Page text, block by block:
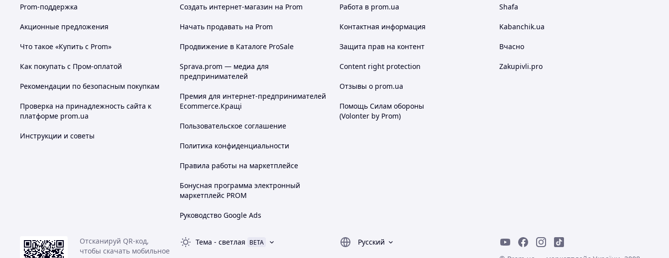
Prom-поддержка
Акционные предложения
Что такое «Купить с Prom»
Как покупать с Пром-оплатой
Рекомендации по безопасным покупкам
Проверка на принадлежность сайта к
платформе prom.ua
Инструкции и советы
Создать интернет-магазин на Prom
Начать продавать на Prom
Продвижение в Каталоге ProSale
Sprava.prom — медиа для
предпринимателей
Премия для интернет-предпринимателей
Ecommerce.Кращі
Пользовательское соглашение
Политика конфиденциальности
Правила работы на маркетплейсе
Бонусная программа электронный
маркетплейс PROM
Руководство Google Ads
Работа в prom.ua
Контактная информация
Защита прав на контент
Content right protection
Отзывы о prom.ua
Помощь Силам обороны
(Volonter by Prom)
Shafa
Kabanchik.ua
Вчасно
Zakupivli.pro
Отсканируй QR-код,
чтобы скачать мобильное
Тема - светлая BETA
Русский